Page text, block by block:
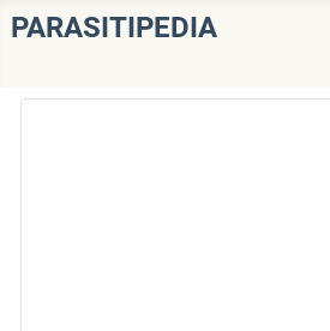
PARASITIPEDIA